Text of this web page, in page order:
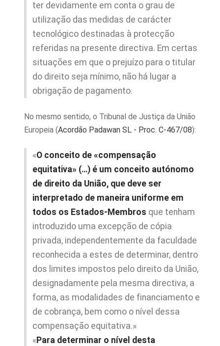
ter devidamente em conta o grau de
utilização das medidas de carácter
tecnológico destinadas à protecção
referidas na presente directiva. Em certas
situações em que o prejuízo para o titular
do direito seja mínimo, não há lugar a
obrigação de pagamento.
No mesmo sentido, o Tribunal de Justiça da União
Europeia (Acordão Padawan SL - Proc. C‑467/08):
«O conceito de «compensação
equitativa» (…) é um conceito autónomo
de direito da União, que deve ser
interpretado de maneira uniforme em
todos os Estados‑Membros que tenham
introduzido uma excepção de cópia
privada, independentemente da faculdade
reconhecida a estes de determinar, dentro
dos limites impostos pelo direito da União,
designadamente pela mesma directiva, a
forma, as modalidades de financiamento e
de cobrança, bem como o nível dessa
compensação equitativa.»
«Para determinar o nível desta